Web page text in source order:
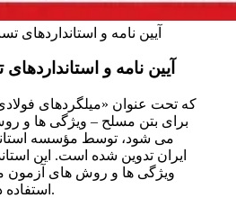
آیین نامه و
آیین نامه و
برای بتن مسلح– ویژگی ها و
می شود، توسط مؤسسه
ایران تدوین شده است. این
ویژگی ها و روش های آزمون
پردازد.